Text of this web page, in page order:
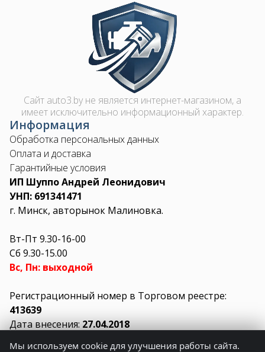
Image
Сайт auto3.by не является интернет-магазином, а
имеет исключительно информационный характер.
Информация
Обработка персональных данных
Оплата и доставка
Гарантийные условия
ИП Шуппо Андрей Леонидович
УНП: 691341471
г. Минск, авторынок Малиновка.
Вт-Пт 9.30-16-00
Сб 9.30-15.00
Вс, Пн: выходной
Регистрационный номер в Торговом реестре:
413639
Дата внесения:27.04.2018
Мы используем cookie для улучшения работы сайта.